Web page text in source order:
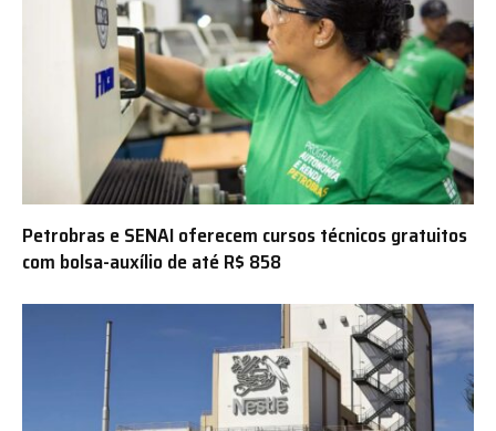
Petrobras e SENAI oferecem cursos técnicos gratuitos
com bolsa-auxílio de até R$ 858